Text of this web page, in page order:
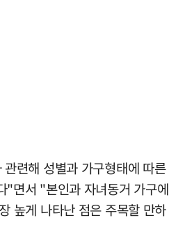
련해 성별과 가구형태에 따른
"면서 "본인과 자녀동거 가구에
높게 나타난 점은 주목할 만하